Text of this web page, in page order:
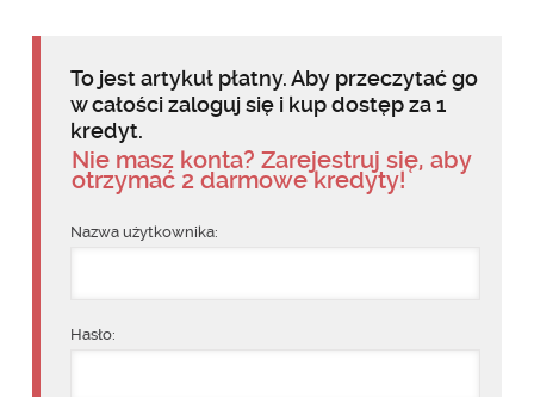
To jest artykuł płatny. Aby przeczytać go
w całości zaloguj się i kup dostęp za 1
kredyt.
Nie masz konta? Zarejestruj się, aby
otrzymać 2 darmowe kredyty!
Nazwa użytkownika:
Hasło: